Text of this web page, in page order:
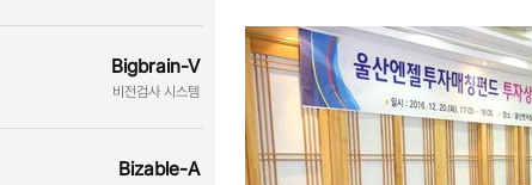
Bigbrain-V
비전검사 시스템
Bizable-A